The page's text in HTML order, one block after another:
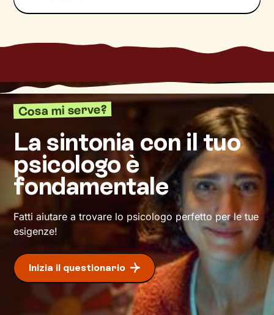
Vedrai tutto il tuo mondo sotto una nuova luce
percorrere un passo dopo l’altro, verso il
Cosa mi serve?
La sintonia con il tuo
psicologo è
fondamentale
Fatti aiutare a trovare lo psicologo perfetto per le tue
esigenze!
Inizia il questionario